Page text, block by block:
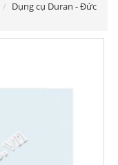
Dụng cụ Duran - Đức